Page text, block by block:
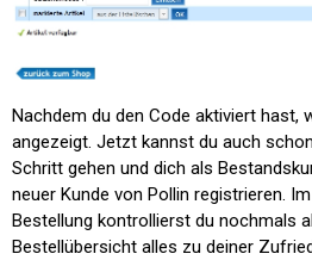
Nachdem du den Code aktiviert hast,
angezeigt. Jetzt kannst du auch
Schritt gehen und dich als
neuer Kunde von Pollin registrieren.
Bestellung kontrollierst du nochmals
Bestellübersicht alles zu deiner